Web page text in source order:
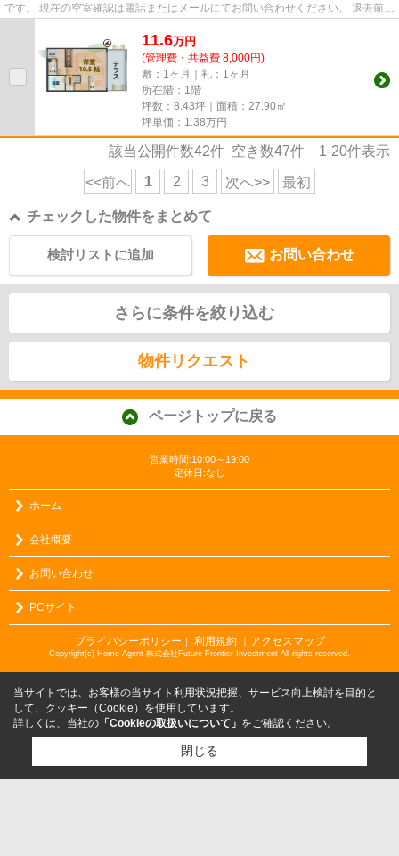
です。 現在の空室確認は電話またはメールにてお問い合わせください。 退去前情
11.6万円
(管理費・共益費 8,000円)
敷：1ヶ月｜礼：1ヶ月
所在階：1階
坪数：8.43坪｜面積：27.90㎡
坪単価： 1.38万円
該当公開件数42件 空き数47件 1-20件表示
<<前へ 1 2 3 次へ>> 最初
チェックした物件をまとめて
お問い合わせ
検討リストに追加
さらに条件を絞り込む
物件リクエスト
ページトップに戻る
営業時間:10:00～19:00
定休日:なし
ホーム
会社概要
お問い合わせ
PCサイト
プライバシーポリシー ｜ 利用規約 ｜アクセスマップ
Copyright(c) Home Agent 株式会社Future Frontier Investment All rights reserved.
当サイトでは、お客様の当サイト利用状況把握、サービス向上検討を目的と
して、クッキー（Cookie）を使用しています。
詳しくは、当社の 「Cookieの取扱いについて」 をご確認ください。
閉じる